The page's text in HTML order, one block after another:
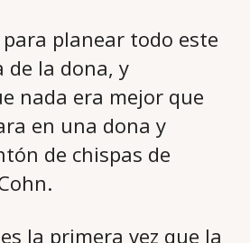
planear todo este
de la dona, y
nada era mejor que
en una dona y
de chispas de
la primera vez que la